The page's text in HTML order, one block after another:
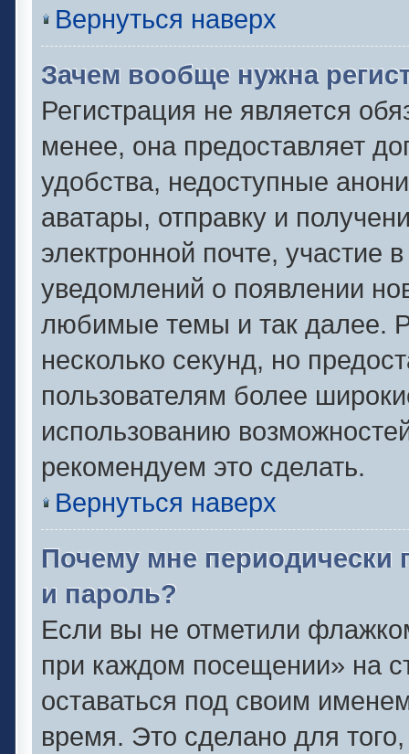
Вернуться наверх
Зачем вообще нужна
Регистрация не является
менее, она предоставляет
удобства, недоступные
аватары, отправку и
электронной почте, участие
уведомлений о появлении
любимые темы и так далее.
несколько секунд, но
пользователям более
использованию
рекомендуем это сделать.
Вернуться наверх
Почему мне периодически
и пароль?
Если вы не отметили
при каждом посещении» на
оставаться под своим
время. Это сделано для